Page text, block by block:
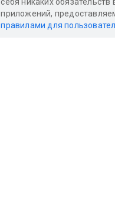
приложений,
правилами для